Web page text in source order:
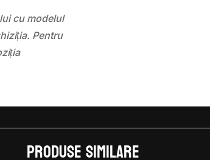
cu modelul
Pentru
Produse similare